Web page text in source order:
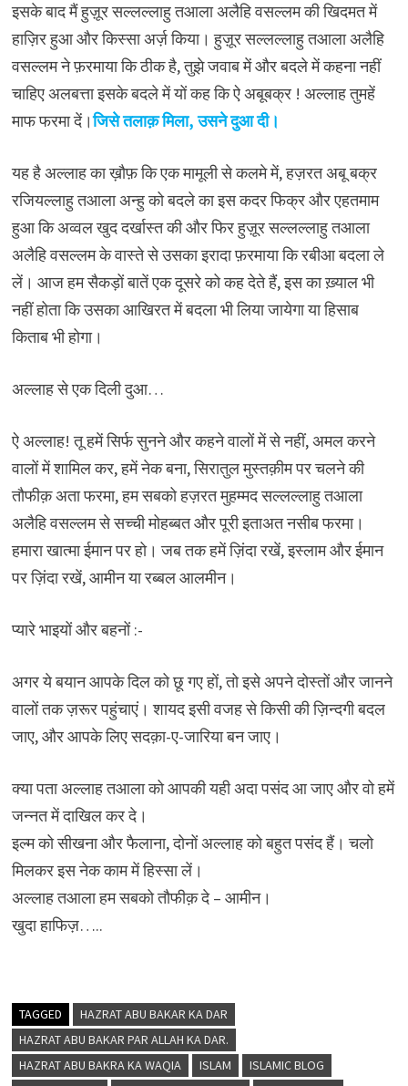
इसके बाद मैं हुज़ूर सल्लल्लाहु तआला अलैहि वसल्लम की खिदमत में
हाज़िर हुआ और किस्सा अर्ज़ किया। हुज़ूर सल्लल्लाहु तआला अलैहि
वसल्लम ने फ़रमाया कि ठीक है, तुझे जवाब में और बदले में कहना नहीं
चाहिए अलबत्ता इसके बदले में यों कह कि ऐ अबूबक्र ! अल्लाह तुमहें
माफ फरमा दें।जिसे तलाक़ मिला, उसने दुआ दी।
यह है अल्लाह का ख़ौफ़ कि एक मामूली से कलमे में, हज़रत अबू बक्र
रजियल्लाहु तआला अन्हु को बदले का इस कदर फिक्र और एहतमाम
हुआ कि अव्वल खुद दर्खास्त की और फिर हुज़ूर सल्लल्लाहु तआला
अलैहि वसल्लम के वास्ते से उसका इरादा फ़रमाया कि रबीआ बदला ले
लें। आज हम सैकड़ों बातें एक दूसरे को कह देते हैं, इस का ख़्याल भी
नहीं होता कि उसका आखिरत में बदला भी लिया जायेगा या हिसाब
किताब भी होगा।
अल्लाह से एक दिली दुआ…
ऐ अल्लाह! तू हमें सिर्फ सुनने और कहने वालों में से नहीं, अमल करने
वालों में शामिल कर, हमें नेक बना, सिरातुल मुस्तक़ीम पर चलने की
तौफीक़ अता फरमा, हम सबको हज़रत मुहम्मद सल्लल्लाहु तआला
अलैहि वसल्लम से सच्ची मोहब्बत और पूरी इताअत नसीब फरमा।
हमारा खात्मा ईमान पर हो। जब तक हमें ज़िंदा रखें, इस्लाम और ईमान
पर ज़िंदा रखें, आमीन या रब्बल आलमीन।
प्यारे भाइयों और बहनों :-
अगर ये बयान आपके दिल को छू गए हों, तो इसे अपने दोस्तों और जानने
वालों तक ज़रूर पहुंचाएं। शायद इसी वजह से किसी की ज़िन्दगी बदल
जाए, और आपके लिए सदक़ा-ए-जारिया बन जाए।
क्या पता अल्लाह तआला को आपकी यही अदा पसंद आ जाए और वो हमें
जन्नत में दाखिल कर दे।
इल्म को सीखना और फैलाना, दोनों अल्लाह को बहुत पसंद हैं। चलो
मिलकर इस नेक काम में हिस्सा लें।
अल्लाह तआला हम सबको तौफीक़ दे – आमीन।
खुदा हाफिज़…..
TAGGED
HAZRAT ABU BAKAR KA DAR
HAZRAT ABU BAKAR PAR ALLAH KA DAR.
HAZRAT ABU BAKRA KA WAQIA
ISLAM
ISLAMIC BLOG